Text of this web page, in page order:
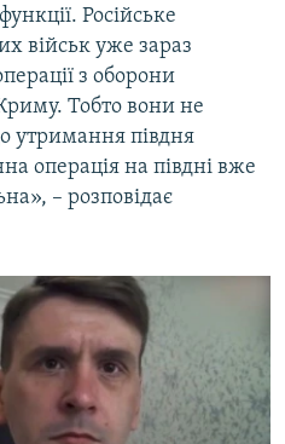
Російське
військ уже зараз
з оборони
Тобто вони не
утримання півдня
операція на півдні вже
– розповідає